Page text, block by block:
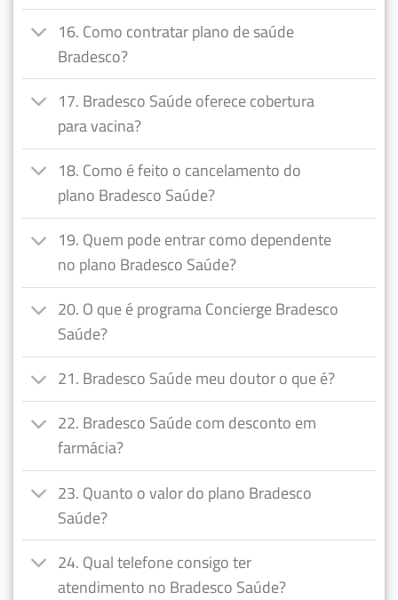
16. Como contratar plano de saúde
Bradesco?
17. Bradesco Saúde oferece cobertura
para vacina?
18. Como é feito o cancelamento do
plano Bradesco Saúde?
19. Quem pode entrar como dependente
no plano Bradesco Saúde?
20. O que é programa Concierge Bradesco
Saúde?
21. Bradesco Saúde meu doutor o que é?
22. Bradesco Saúde com desconto em
farmácia?
23. Quanto o valor do plano Bradesco
Saúde?
24. Qual telefone consigo ter
atendimento no Bradesco Saúde?